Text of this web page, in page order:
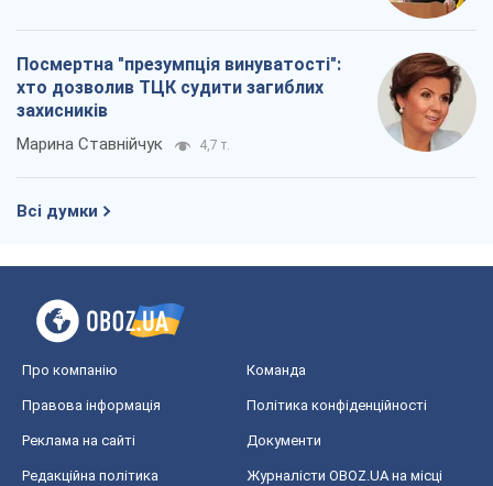
Посмертна "презумпція винуватості":
хто дозволив ТЦК судити загиблих
захисників
Марина Ставнійчук 4,7 т.
Всі думки
Про компанію Команда
Правова інформація Політика конфіденційності
Реклама на сайті Документи
Редакційна політика
Журналісти OBOZ.UA на місці